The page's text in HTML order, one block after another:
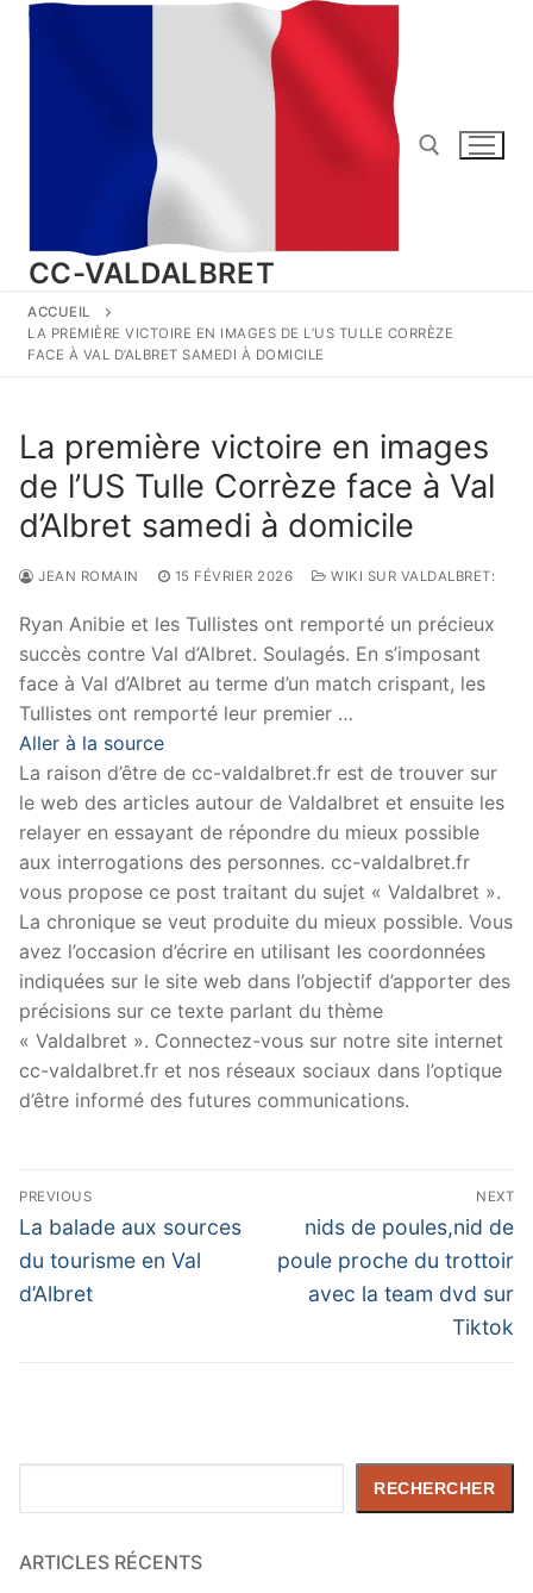
Aller
CC-VALDALBRET
ACCUEIL
LA PREMIÈRE VICTOIRE EN IMAGES DE L’US TULLE CORRÈZE
FACE À VAL D’ALBRET SAMEDI À DOMICILE
La première victoire en images
de l’US Tulle Corrèze face à Val
d’Albret samedi à domicile
JEAN ROMAIN 15 FÉVRIER 2026 WIKI SUR VALDALBRET:
Ryan Anibie et les Tullistes ont remporté un précieux
succès contre Val d’Albret. Soulagés. En s’imposant
face à Val d’Albret au terme d’un match crispant, les
Tullistes ont remporté leur premier …
Aller à la source
La raison d’être de cc-valdalbret.fr est de trouver sur
le web des articles autour de Valdalbret et ensuite les
relayer en essayant de répondre du mieux possible
aux interrogations des personnes. cc-valdalbret.fr
vous propose ce post traitant du sujet « Valdalbret ».
La chronique se veut produite du mieux possible. Vous
avez l’occasion d’écrire en utilisant les coordonnées
indiquées sur le site web dans l’objectif d’apporter des
précisions sur ce texte parlant du thème
« Valdalbret ». Connectez-vous sur notre site internet
cc-valdalbret.fr et nos réseaux sociaux dans l’optique
d’être informé des futures communications.
Navigation
de
l’article
PREVIOUS
Previous
post:
La balade aux sources
du tourisme en Val
d’Albret
NEXT
Next
post:
nids de poules,nid de
poule proche du trottoir
avec la team dvd sur
Tiktok
RECHERCHER
ARTICLES RÉCENTS